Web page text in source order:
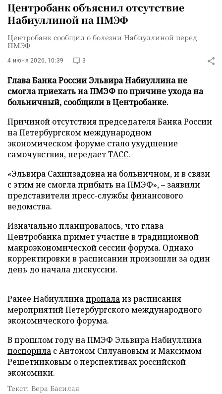
Центробанк объяснил отсутствие
Набиуллиной на ПМЭФ
Центробанк сообщил о болезни Набиуллиной перед
ПМЭФ
4 июня 2026, 10:39 3
Глава Банка России Эльвира Набиуллина не
смогла приехать на ПМЭФ по причине ухода на
больничный, сообщили в Центробанке.
Причиной отсутствия председателя Банка России
на Петербургском международном
экономическом форуме стало ухудшение
самочувствия, передаетТАСС.
«Эльвира Сахипзадовна на больничном, и в связи
с этим не смогла прибыть на ПМЭФ», – заявили
представители пресс-службы финансового
ведомства.
Изначально планировалось, что глава
Центробанка примет участие в традиционной
макроэкономической сессии форума. Однако
корректировки в расписании произошли за один
день до начала дискуссии.
Ранее Набиуллинапропалаиз расписания
мероприятий Петербургского международного
экономического форума.
В прошлом году на ПМЭФ Эльвира Набиуллина
поспорила с Антоном Силуановым и Максимом
Решетниковым о перспективах российской
экономики.
Текст: Вера Басилая